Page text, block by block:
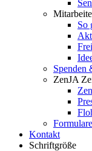
So
Spenden
ZenJA
Kontakt
Schriftgröße